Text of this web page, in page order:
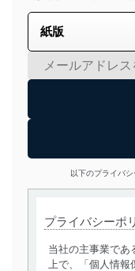
以下のプライバ
プライバシーポ
当社の主事業であ
上で、「個人情報